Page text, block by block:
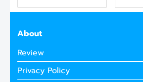
About
Review
Privacy Policy